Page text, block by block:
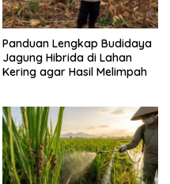
Panduan Lengkap Budidaya
Jagung Hibrida di Lahan
Kering agar Hasil Melimpah